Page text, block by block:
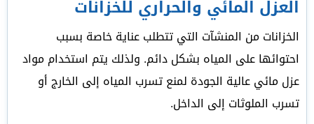
العزل المائي والحراري للخزانات
الخزانات من المنشآت التي تتطلب عناية خاصة بسبب
احتوائها على المياه بشكل دائم. ولذلك يتم استخدام مواد
عزل مائي عالية الجودة لمنع تسرب المياه إلى الخارج أو
تسرب الملوثات إلى الداخل.